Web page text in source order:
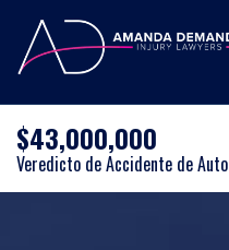
$43,000,000
Veredicto de Accidente de Auto